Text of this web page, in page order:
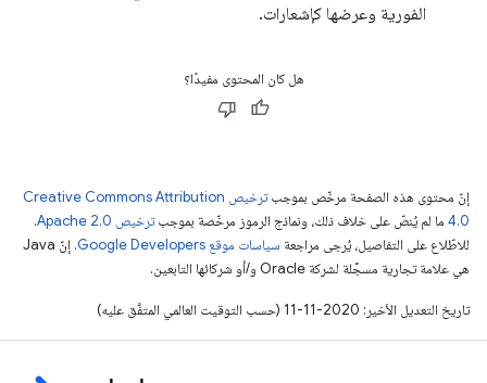
الفورية وعرضها كإشعارات.
هل كان المحتوى مفيدًا؟
إنّ محتوى هذه الصفحة مرخّص بموجب
ترخيص Creative Commons Attribution
4.0‏ ما لم يُنصّ على خلاف ذلك، ونماذج الرموز مرخّصة بموجبترخيص Apache 2.0‏
.
للاطّلاع على التفاصيل، يُرجى مراجعة سياسات موقع Google Developers‏
. إنّ Java
هي علامة تجارية مسجَّلة لشركة Oracle و/أو شركائها التابعين.
تاريخ التعديل الأخير: 2020-11-11 (حسب التوقيت العالمي المتفَّق عليه)